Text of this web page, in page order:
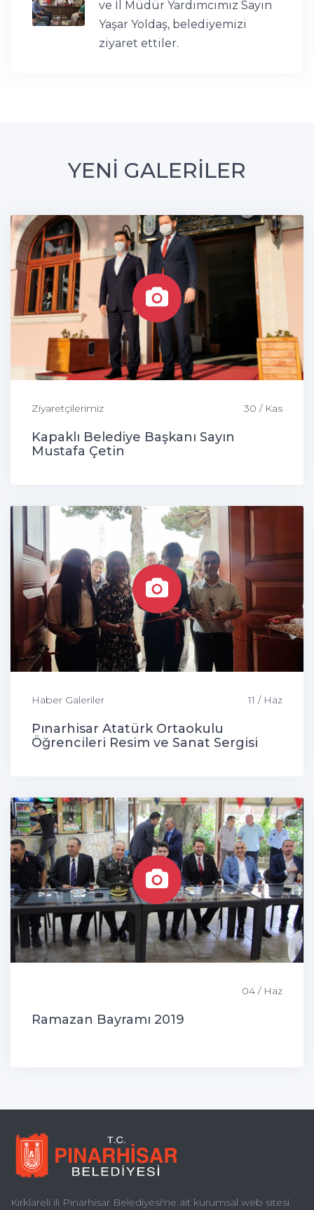
ve İl Müdür Yardımcımız Sayın
Yaşar Yoldaş, belediyemizi
ziyaret ettiler.
YENİ GALERİLER
Ziyaretçilerimiz 30 / Kas
Kapaklı Belediye Başkanı Sayın
Mustafa Çetin
Haber Galeriler 11 / Haz
Pınarhisar Atatürk Ortaokulu
Öğrencileri Resim ve Sanat Sergisi
04 / Haz
Ramazan Bayramı 2019
Kırklareli ili Pınarhisar Belediyesi'ne ait kurumsal web sitesi.